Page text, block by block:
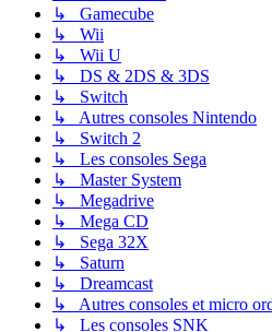
↳ Gamecube
↳ Wii
↳ Wii U
↳ DS & 2DS & 3DS
↳ Switch
↳ Autres consoles Nintendo
↳ Switch 2
↳ Les consoles Sega
↳ Master System
↳ Megadrive
↳ Mega CD
↳ Sega 32X
↳ Saturn
↳ Dreamcast
↳ Autres consoles et micro
↳ Les consoles SNK